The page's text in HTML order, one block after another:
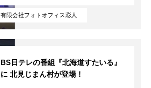
有限会社フォトオフィス彩人
BS日テレの番組『北海道すたいる』
に 北見じまん村が登場！